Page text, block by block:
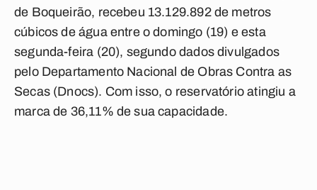
de Boqueirão, recebeu 13.129.892 de metros
cúbicos de água entre o domingo (19) e esta
segunda-feira (20), segundo dados divulgados
pelo Departamento Nacional de Obras Contra as
Secas (Dnocs). Com isso, o reservatório atingiu a
marca de 36,11% de sua capacidade.